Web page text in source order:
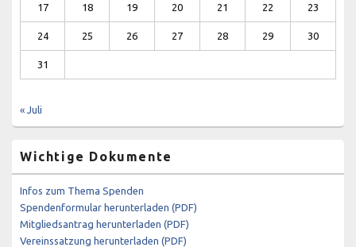
17 18 19 20 21 22 23
24 25 26 27 28 29 30
31
« Juli
Wichtige Dokumente
Infos zum Thema Spenden
Spendenformular herunterladen (PDF)
Mitgliedsantrag herunterladen (PDF)
Vereinssatzung herunterladen (PDF)